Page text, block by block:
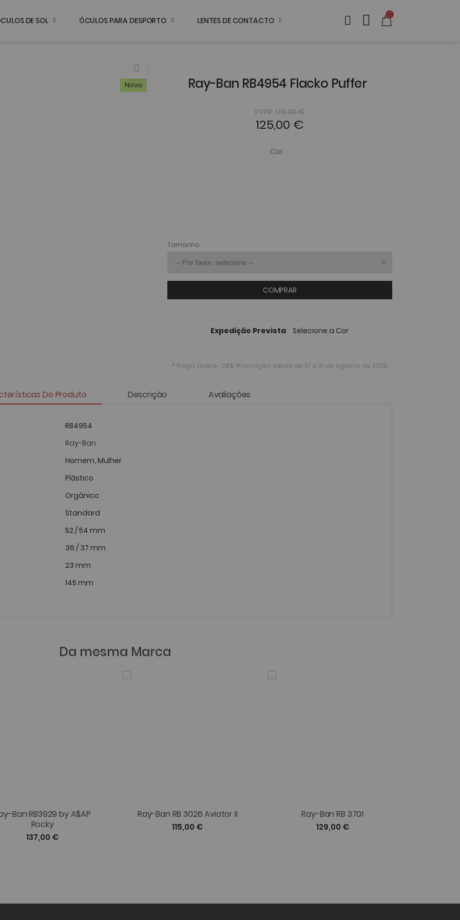
DE SOL ÓCULOS PARA DESPORTO LENTES DE CONTACTO
Novo Ray-Ban RB4954 Flacko Puffer
PVPR: 173,00 €
125,00 €
Cor
Tamanho
COMPRAR
Expedição Prevista Selecione a Cor
* Preço Online -28%. Promoção válida de 01 a 31 de Agosto de 2026
Do Produto Descrição Avaliações
RB4954
Ray-Ban
Homem, Mulher
Plástico
Orgânico
Standard
52 / 54 mm
36 / 37 mm
23 mm
145 mm
Da mesma Marca
Ban RB3929 by A$AP
Rocky
137,00 €
Ray-Ban RB 3026 Aviator II
115,00 €
Ray-Ban RB 3701
129,00 €